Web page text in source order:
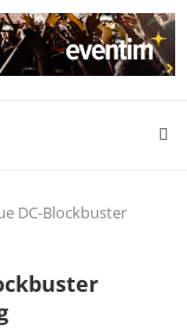
DC-Blockbuster